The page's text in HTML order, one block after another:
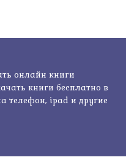
онлайн книги
книги бесплатно в
телефон, ipad и другие